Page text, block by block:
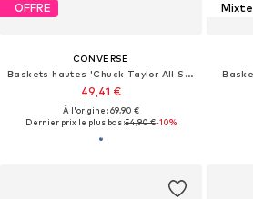
OFFRE
CONVERSE
Baskets hautes 'Chuck Taylor All Star'
49,41 €
À l'origine : 69,90 €
Dernier prix le plus bas :54,90 €-10%
Mixte